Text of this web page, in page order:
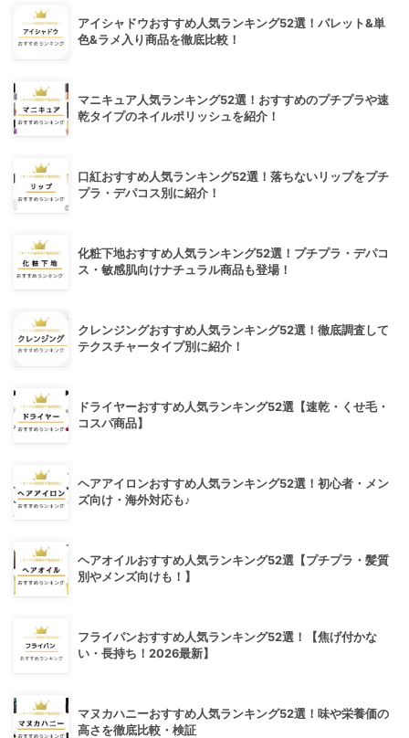
アイシャドウおすすめ人気ランキング52選！パレット&単
色&ラメ入り商品を徹底比較！
マニキュア人気ランキング52選！おすすめのプチプラや速
乾タイプのネイルポリッシュを紹介！
口紅おすすめ人気ランキング52選！落ちないリップをプチ
プラ・デパコス別に紹介！
化粧下地おすすめ人気ランキング52選！プチプラ・デパコ
ス・敏感肌向けナチュラル商品も登場！
クレンジングおすすめ人気ランキング52選！徹底調査して
テクスチャータイプ別に紹介！
ドライヤーおすすめ人気ランキング52選【速乾・くせ毛・
コスパ商品】
ヘアアイロンおすすめ人気ランキング52選！初心者・メン
ズ向け・海外対応も♪
ヘアオイルおすすめ人気ランキング52選【プチプラ・髪質
別やメンズ向けも！】
フライパンおすすめ人気ランキング52選！【焦げ付かな
い・長持ち！2026最新】
マヌカハニーおすすめ人気ランキング52選！味や栄養価の
高さを徹底比較・検証